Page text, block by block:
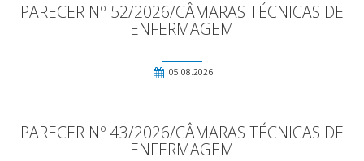
PARECER Nº 52/2026/CÂMARAS TÉCNICAS DE
ENFERMAGEM
05.08.2026
PARECER Nº 43/2026/CÂMARAS TÉCNICAS DE
ENFERMAGEM